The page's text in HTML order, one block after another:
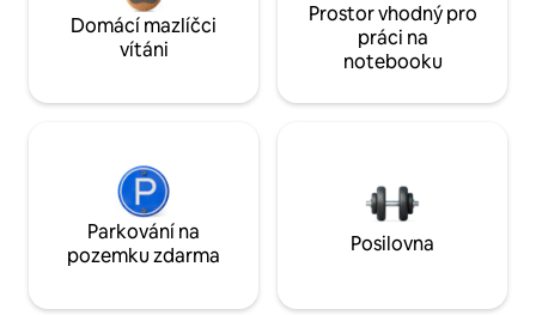
Domácí mazlíčci
vítáni
Prostor vhodný pro
práci na
notebooku
Parkování na
pozemku zdarma
Posilovna